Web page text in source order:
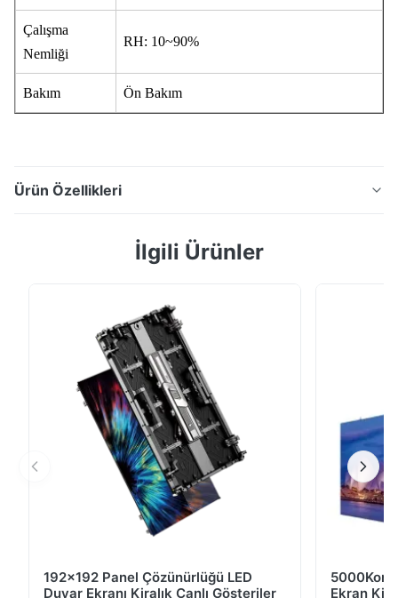
Çalışma
Nemliği
RH: 10~90%
Bakım Ön Bakım
Ürün Özellikleri
birleştirme, 3840Hz yüksek yenileme hızı ve yangına
özel çapı destekleyen, tamamen yalıtılmış IP67 su
geçirmez yapıyı benimser
İlgili Ürünler
192x192 Panel Çözünürlüğü LED
Duvar Ekranı Kiralık Canlı Gösteriler
Ekran